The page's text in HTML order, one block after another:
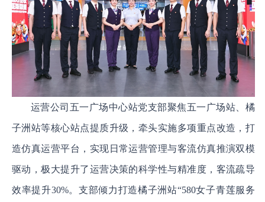
运营公司五一广场中心站党支部聚焦五一广场站、橘
子洲站等核心站点提质升级，牵头实施多项重点改造，打
造仿真运营平台，实现日常运营管理与客流仿真推演双模
驱动，极大提升了运营决策的科学性与精准度，客流疏导
效率提升30%。支部倾力打造橘子洲站“580女子青莲服务